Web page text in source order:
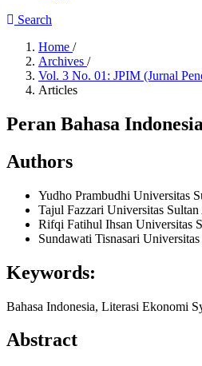
Search
Home /
Archives /
Vol. 3 No. 01: JPIM (Jurnal
Articles
Peran Bahasa
Authors
Yudho Prambudhi Universitas
Tajul Fazzari Universitas
Rifqi Fatihul Ihsan Universitas
Sundawati Tisnasari
Keywords:
Bahasa Indonesia, Literasi Ekonomi
Abstract